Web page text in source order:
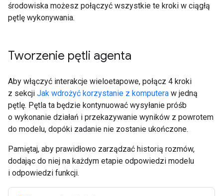
środowiska możesz połączyć wszystkie te kroki w ciągłą
pętlę wykonywania.
Tworzenie pętli agenta
Aby włączyć interakcje wieloetapowe, połącz 4 kroki
z sekcji Jak wdrożyć korzystanie z komputera w jedną
pętlę. Pętla ta będzie kontynuować wysyłanie próśb
o wykonanie działań i przekazywanie wyników z powrotem
do modelu, dopóki zadanie nie zostanie ukończone.
Pamiętaj, aby prawidłowo zarządzać historią rozmów,
dodając do niej na każdym etapie odpowiedzi modelu
i odpowiedzi funkcji.